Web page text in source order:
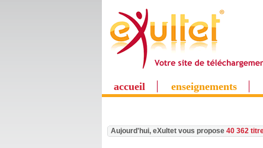
accueil enseignements
Aujourd'hui, eXultet vous propose 40 362